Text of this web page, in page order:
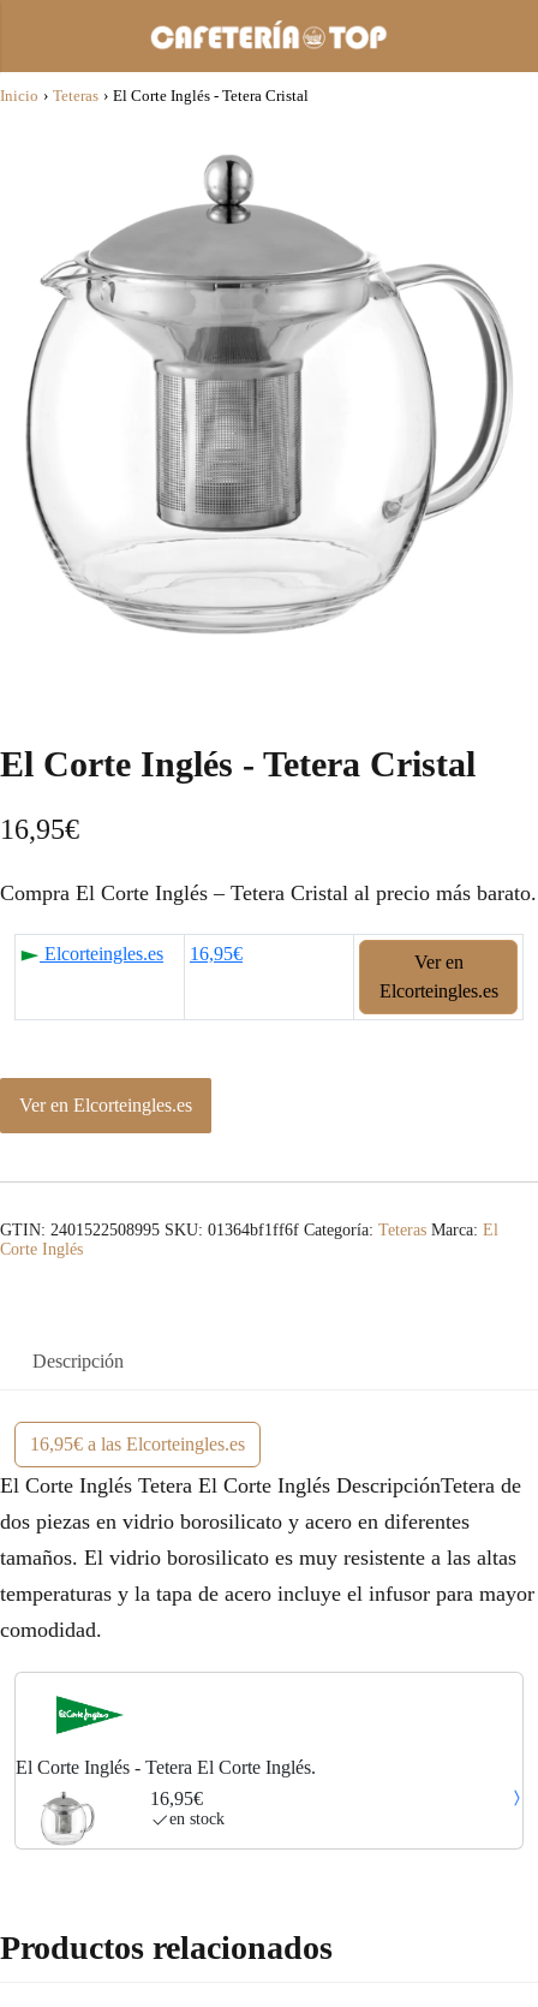
Inicio › Teteras › El Corte Inglés - Tetera Cristal
El Corte Inglés - Tetera Cristal
16,95€
Compra El Corte Inglés – Tetera Cristal al precio más barato.
Elcorteingles.es 16,95€
Ver en
Elcorteingles.es
Ver en Elcorteingles.es
GTIN: 2401522508995 SKU: 01364bf1ff6f Categoría: Teteras Marca: El
Corte Inglés
Descripción
16,95€ a las Elcorteingles.es
El Corte Inglés Tetera El Corte Inglés DescripciónTetera de
dos piezas en vidrio borosilicato y acero en diferentes
tamaños. El vidrio borosilicato es muy resistente a las altas
temperaturas y la tapa de acero incluye el infusor para mayor
comodidad.
El Corte Inglés - Tetera El Corte Inglés.
16,95€
en stock
Productos relacionados